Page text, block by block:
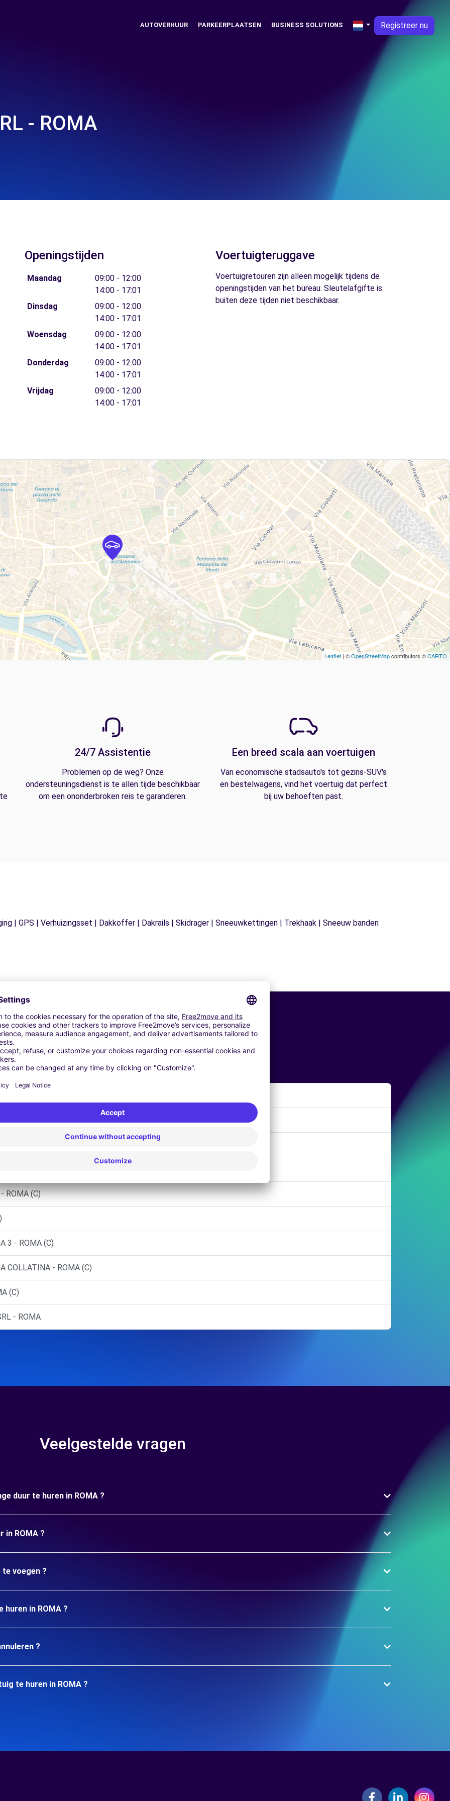
AUTOVERHUUR PARKEERPLAATSEN BUSINESS SOLUTIONS Registreer nu
- ROMA
Openingstijden
Maandag
09:00 - 12:00
14:00 - 17:01
Dinsdag
09:00 - 12:00
14:00 - 17:01
Woensdag
09:00 - 12:00
14:00 - 17:01
Donderdag
09:00 - 12:00
14:00 - 17:01
Vrijdag
09:00 - 12:00
14:00 - 17:01
Voertuigteruggave
Voertuigretouren zijn alleen mogelijk tijdens de
openingstijden van het bureau. Sleutelafgifte is
buiten deze tijden niet beschikbaar.
Leaflet | ©OpenStreetMapcontributors ©CARTO
24/7 Assistentie
Problemen op de weg? Onze
ondersteuningsdienst is te allen tijde beschikbaar
om een ononderbroken reis te garanderen.
Een breed scala aan voertuigen
Van economische stadsauto's tot gezins-SUV's
en bestelwagens, vind het voertuig dat perfect
bij uw behoeften past.
| GPS | Verhuizingsset | Dakkoffer | Dakrails | Skidrager | Sneeuwkettingen | Trekhaak | Sneeuw banden
Vergelijkbare Agentschappen
ROMA (C)
3 - ROMA (C)
COLLATINA - ROMA (C)
(C)
- ROMA
Veelgestelde vragen
duur te huren in ROMA ?
in ROMA ?
voegen ?
in ROMA ?
?
te huren in ROMA ?